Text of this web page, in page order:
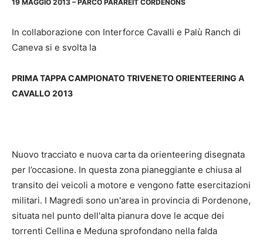
19 MAGGIO 2013 – PARCO PARAREIT CORDENONS
In collaborazione con Interforce Cavalli e Palù Ranch di
Caneva si e svolta la
PRIMA TAPPA CAMPIONATO TRIVENETOORIENTEERING A
CAVALLO 2013
Nuovo tracciato e nuova carta da orienteering disegnata
per l’occasione. In questa zona pianeggiante e chiusa al
transito dei veicoli a motore e vengono fatte esercitazioni
militari. I Magredi sono un'area in provincia di Pordenone,
situata nel punto dell'alta pianura dove le acque dei
torrenti Cellina e Meduna sprofondano nella falda